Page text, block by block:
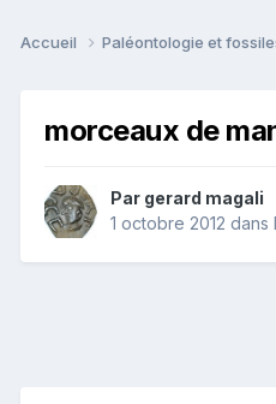
Accueil Paléontologie et
morceaux de
Par gerard magali
1 octobre 2012 dans